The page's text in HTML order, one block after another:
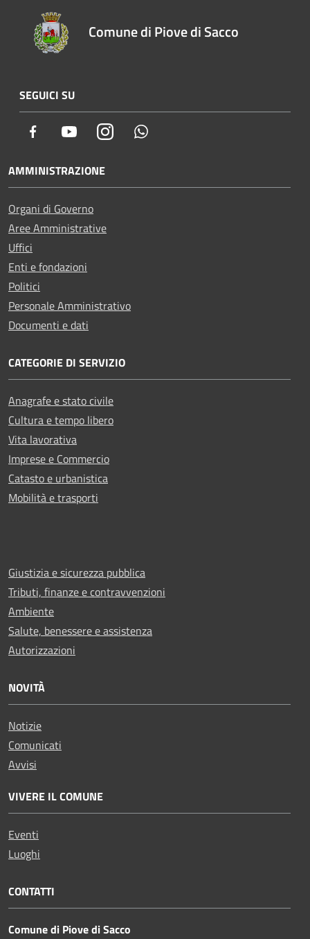
Comune di Piove di Sacco
SEGUICI SU
Facebook YoutubeInstagram
AMMINISTRAZIONE
Organi di Governo
Aree Amministrative
Uffici
Enti e fondazioni
Politici
Personale Amministrativo
Documenti e dati
CATEGORIE DI SERVIZIO
Anagrafe e stato civile
Cultura e tempo libero
Vita lavorativa
Imprese e Commercio
Catasto e urbanistica
Mobilità e trasporti
Giustizia e sicurezza pubblica
Tributi, finanze e contravvenzioni
Ambiente
Salute, benessere e assistenza
Autorizzazioni
NOVITÀ
Notizie
Comunicati
Avvisi
VIVERE IL COMUNE
Eventi
Luoghi
CONTATTI
Comune di Piove di Sacco